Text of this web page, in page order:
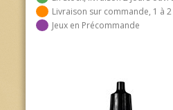
Livraison sur commande, 1 à
Jeux en Précommande